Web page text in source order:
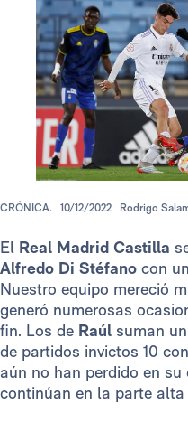
CRÓNICA. 10/12/2022 Rodrigo
El Real Madrid Castilla
Alfredo Di Stéfano con
Nuestro equipo mereció
generó numerosas
fin. Los de Raúl suman
de partidos invictos 10
aún no han perdido en
continúan en la parte